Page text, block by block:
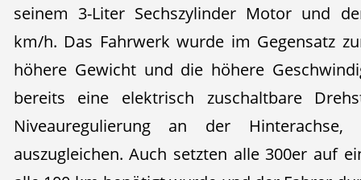
seinem 3-Liter Sechszylinder Motor und
km/h. Das Fahrwerk wurde im Gegensatz
höhere Gewicht und die höhere
bereits eine elektrisch zuschaltbare
Niveauregulierung an der
auszugleichen. Auch setzten alle 300er auf